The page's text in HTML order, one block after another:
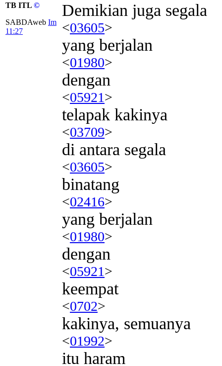
TB ITL ©
SABDAweb Im
11:27
Demikian juga segala
<03605>
yang berjalan
<01980>
dengan
<05921>
telapak kakinya
<03709>
di antara segala
<03605>
binatang
<02416>
yang berjalan
<01980>
dengan
<05921>
keempat
<0702>
kakinya, semuanya
<01992>
itu haram